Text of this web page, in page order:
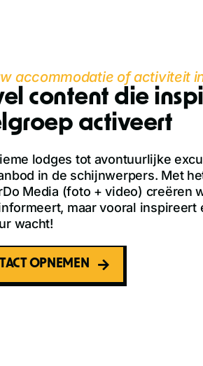
accommodatie of activiteit
content die
activeert
lodges tot avontuurlijke
in de schijnwerpers. Met
Media (foto + video) creëren
maar vooral inspireert
wacht!
OPNEMEN